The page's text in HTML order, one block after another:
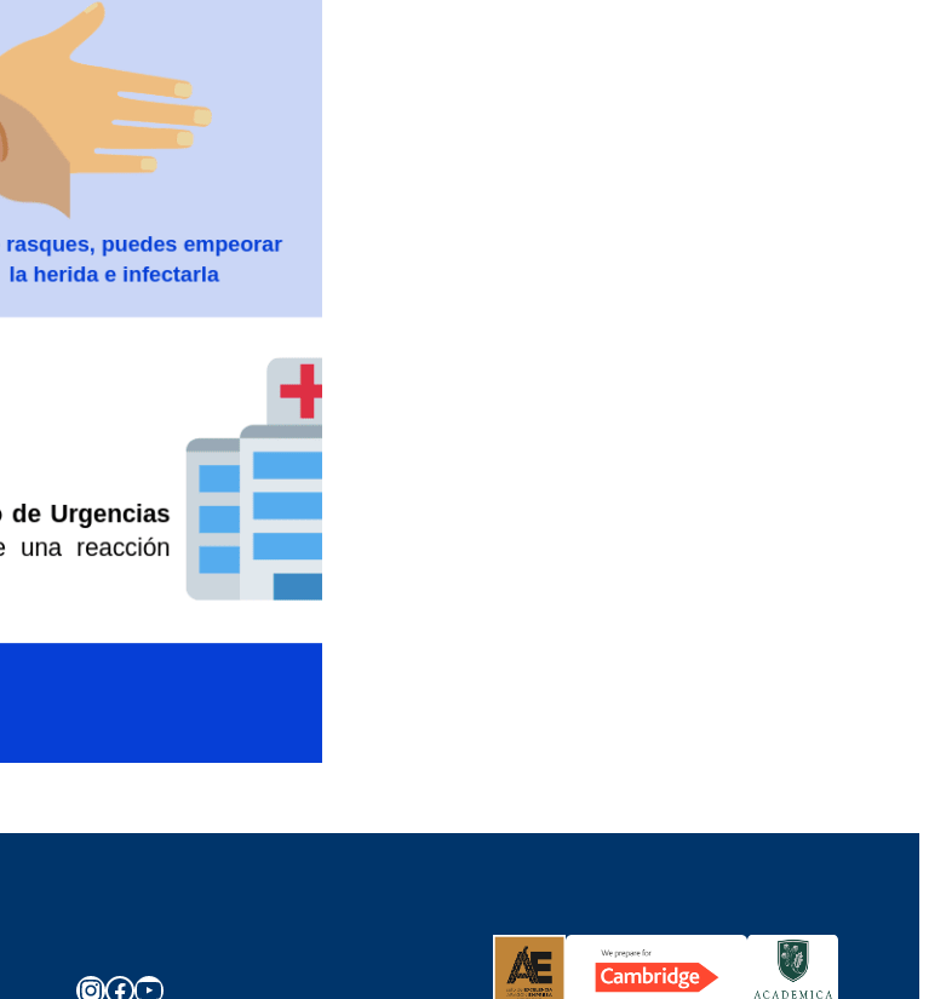
Instagram
Facebook
YouTube